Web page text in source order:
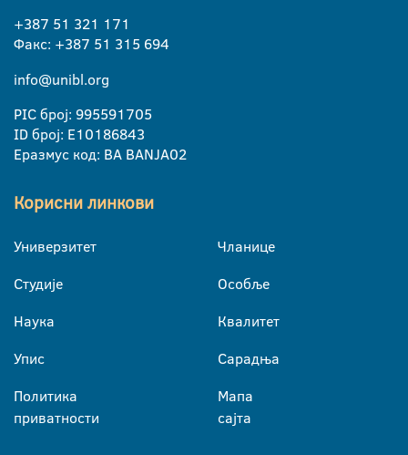
+387 51 321 171
Факс: +387 51 315 694
info@unibl.org
PIC број: 995591705
ID број: E10186843
Еразмус код: BA BANJA02
Корисни линкови
Универзитет
Студије
Наука
Упис
Политика
приватности
Чланице
Особље
Квалитет
Сарадња
Мапа
сајта